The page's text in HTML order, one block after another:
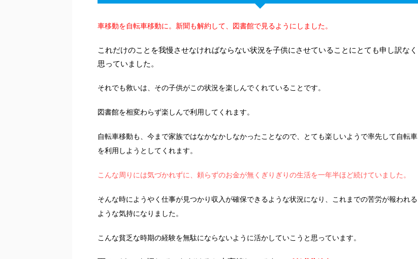
車移動を自転車移動に。新聞も解約して、図書館で見るようにしました。
これだけのことを我慢させなければならない状況を子供にさせていることにとても申し訳なく
思っていました。
それでも救いは、その子供がこの状況を楽しんでくれていることです。
図書館を相変わらず楽しんで利用してくれます。
自転車移動も、今まで家族ではなかなかしなかったことなので、とても楽しいようで率先して自転車
を利用しようとしてくれます。
こんな周りには気づかれずに、頼らずのお金が無くぎりぎりの生活を一年半ほど続けていました。
そんな時にようやく仕事が見つかり収入が確保できるような状況になり、これまでの苦労が報われる
ような気持になりました。
こんな貧乏な時期の経験を無駄にならないように活かしていこうと思っています。